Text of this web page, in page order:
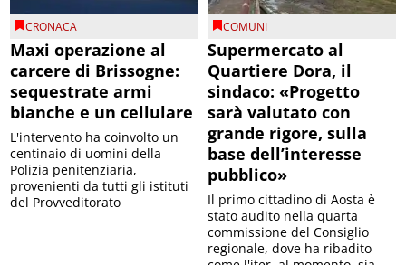
CRONACA
Maxi operazione al
carcere di Brissogne:
sequestrate armi
bianche e un cellulare
L'intervento ha coinvolto un
centinaio di uomini della
Polizia penitenziaria,
provenienti da tutti gli istituti
del Provveditorato
COMUNI
Supermercato al
Quartiere Dora, il
sindaco: «Progetto
sarà valutato con
grande rigore, sulla
base dell’interesse
pubblico»
Il primo cittadino di Aosta è
stato audito nella quarta
commissione del Consiglio
regionale, dove ha ribadito